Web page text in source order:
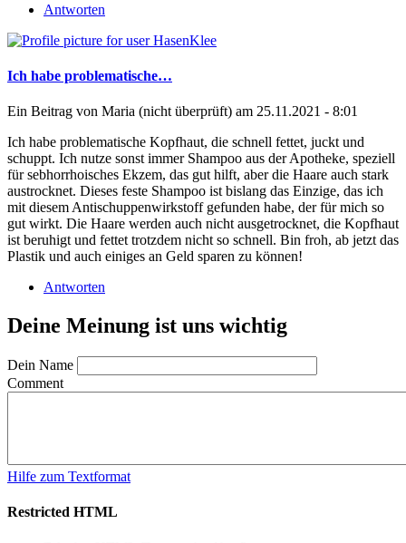
Antworten
Ich habe problematische…
Ein Beitrag von Maria (nicht überprüft) am 25.11.2021 - 8:01
Ich habe problematische Kopfhaut, die schnell fettet, juckt und
schuppt. Ich nutze sonst immer Shampoo aus der Apotheke, speziell
für sebhorrhoisches Ekzem, das gut hilft, aber die Haare auch stark
austrocknet. Dieses feste Shampoo ist bislang das Einzige, das ich
mit diesem Antischuppenwirkstoff gefunden habe, der für mich so
gut wirkt. Die Haare werden auch nicht ausgetrocknet, die Kopfhaut
ist beruhigt und fettet trotzdem nicht so schnell. Bin froh, ab jetzt das
Plastik und auch einiges an Geld sparen zu können!
Antworten
Deine Meinung ist uns wichtig
Dein Name
Comment
Hilfe zum Textformat
Restricted HTML